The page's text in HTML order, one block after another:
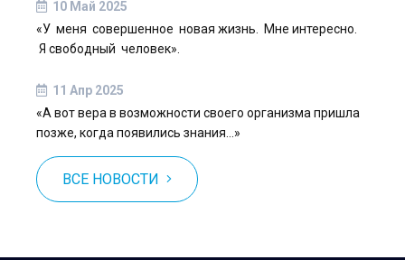
10 Май 2025
«У меня совершенное новая жизнь. Мне интересно.
Я свободный человек».
11 Апр 2025
«А вот вера в возможности своего организма пришла
позже, когда появились знания…»
ВСЕ НОВОСТИ